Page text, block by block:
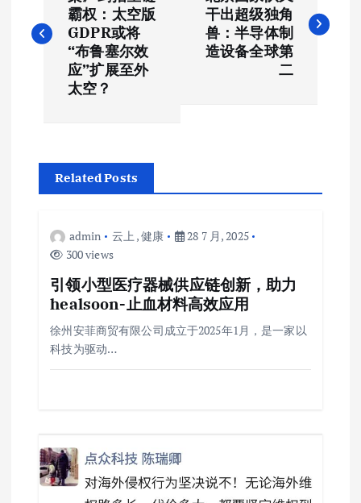
导
霸权：太空版
GDPR或将
“布鲁塞尔效
应”扩展至外
太空？
干出超级独角
兽：半导体制
造设备全球第
二
Related Posts
admin 云上 ,健康
28 7 月, 2025
300 views
引领小型医疗器械供应链创新，助力
healsoon-止血材料高效应用
徐州安菲商贸有限公司成立于2025年1月，是一家以
科技为驱动…